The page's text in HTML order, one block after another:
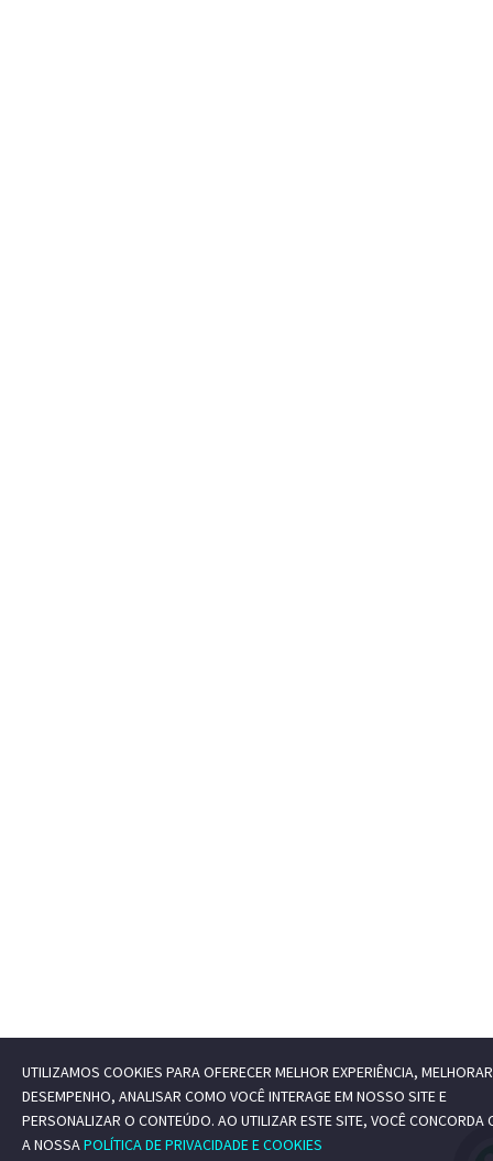
UTILIZAMOS COOKIES PARA OFERECER MELHOR EXPERIÊNCIA,
DESEMPENHO, ANALISAR COMO VOCÊ INTERAGE EM NOSSO SITE E
PERSONALIZAR O CONTEÚDO. AO UTILIZAR ESTE SITE, VOCÊ CONCORDA
A NOSSAPOLÍTICA DE PRIVACIDADE E COOKIES